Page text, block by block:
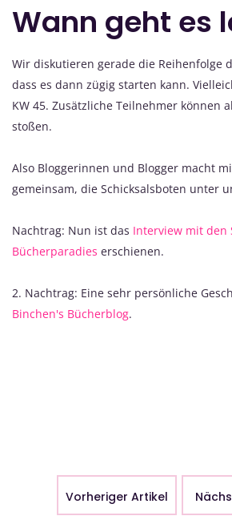
Wann geht es
Wir diskutieren gerade die Reihenfolge
dass es dann zügig starten kann.
KW 45. Zusätzliche Teilnehmer können
stoßen.
Also Bloggerinnen und Blogger macht
gemeinsam, die Schicksalsboten unter
Nachtrag: Nun ist das Interview mit den
Bücherparadies erschienen.
2. Nachtrag: Eine sehr persönliche
Binchen's Bücherblog.
Vorheriger Artikel